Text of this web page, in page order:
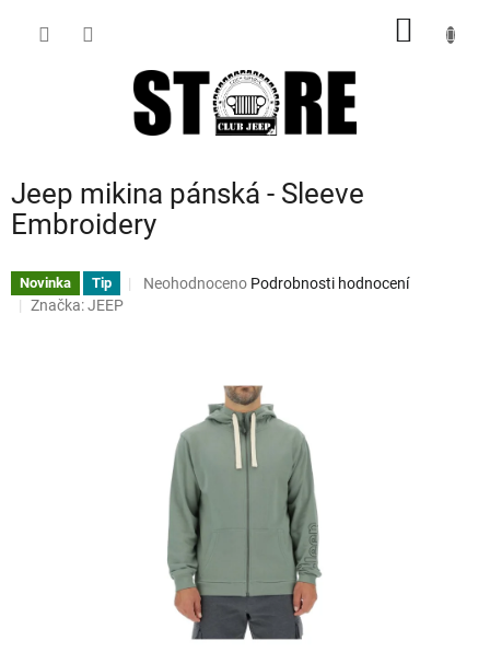
Jeep mikina pánská - Sleeve
Embroidery
Novinka Tip
Průměrné
hvězdiček.
Neohodnoceno Podrobnosti hodnocení
Značka:JEEP